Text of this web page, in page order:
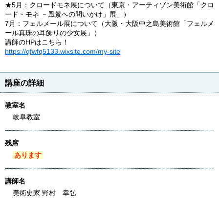
★5月：クロードモネ展について（東京・アーティゾン美術館「クロ
ード・モネ －風景への問いかけ」展」）
7月：フェルメール展について（大阪・大阪中之島美術館「フェルメ
ール真珠の耳飾りの少女展」）
講師のHPはこちら！
https://qfwfq5133.wixsite.com/my-site
講座の詳細
教室名
岐阜教室
残席
あります
講師名
美術史家 野村 幸弘